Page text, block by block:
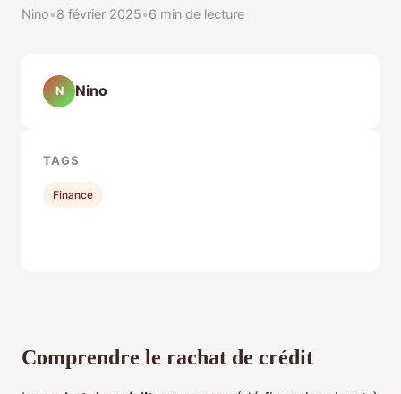
Nino•8 février 2025•6 min de lecture
Comprendre le rachat de crédit
N Nino
TAGS
Finance